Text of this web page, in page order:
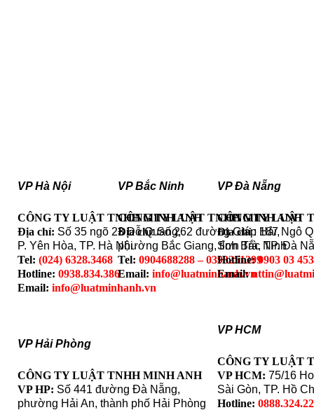
VP Hà Nội
CÔNG TY LUẬT TNHH MINH ANH
Địa chỉ: Số 35 ngõ 23 Đỗ Quang,
P. Yên Hòa, TP. Hà Nội
Tel: (024) 6328.3468
Hotline: 0938.834.386
Email: info@luatminhanh.vn
VP Hải Phòng
CÔNG TY LUẬT TNHH MINH ANH
VP HP: Số 441 đường Đà Nẵng,
phường Hải An, thành phố Hải Phòng
VP Bắc Ninh
CÔNG TY LUẬT TNHH MINH ANH
Địa chỉ: Số 262 đường Giáp Hải,
phường Bắc Giang, tỉnh Bắc Ninh
Tel: 0904688288 – 0393251399
Email: info@luatminhanh.vn
VP Đà Nẵng
CÔNG TY LUẬT
Địa chỉ: 187 Ngô
Sơn Trà, TP. Đà
Hotline:0903 03
Email:
VP HCM
CÔNG TY LUẬT
VP HCM: 75/16
Sài Gòn, TP. Hồ
Hotline: